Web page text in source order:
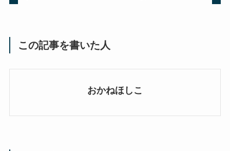
この記事を書いた人
おかねほしこ